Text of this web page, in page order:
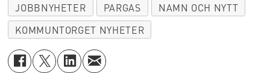
JOBBNYHETER PARGAS
NAMN OCH NYTT
KOMMUNTORGET NYHETER